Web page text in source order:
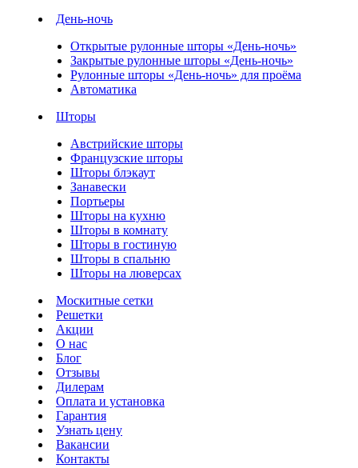
День-ночь
Открытые рулонные шторы «День-ночь»
Закрытые рулонные шторы «День-ночь»
Рулонные шторы «День-ночь» для проёма
Автоматика
Шторы
Австрийские шторы
Французские шторы
Шторы блэкаут
Занавески
Портьеры
Шторы на кухню
Шторы в комнату
Шторы в гостиную
Шторы в спальню
Шторы на люверсах
Москитные сетки
Решетки
Акции
О нас
Блог
Отзывы
Дилерам
Оплата и установка
Гарантия
Узнать цену
Вакансии
Контакты